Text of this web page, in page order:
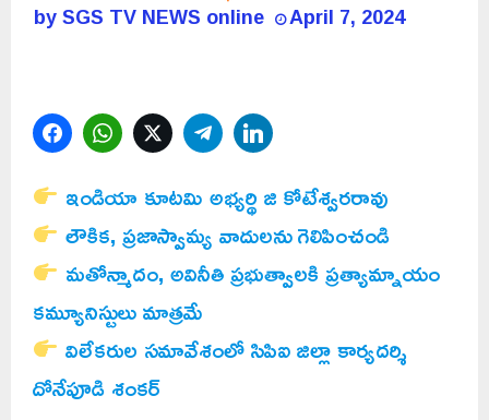
bySGS TV NEWS online April 7, 2024
FacebookWhatsAppTwitterTelegram
ఇండియా కూటమి అభ్యర్థి జి కోటేశ్వరరావు
లౌకిక, ప్రజాస్వామ్య వాదులను గెలిపించండి
మతోన్మాదం, అవినీతి ప్రభుత్వాలకి ప్రత్యామ్నాయం
కమ్యూనిస్టులు మాత్రమే
విలేకరుల సమావేశంలో సిపిఐ జిల్లా కార్యదర్శి
దోనేపూడి శంకర్